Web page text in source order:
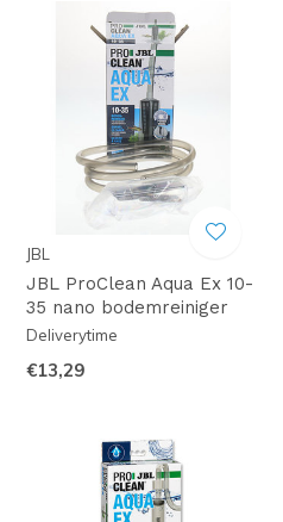
JBL
JBL ProClean Aqua Ex 10-
35 nano bodemreiniger
Deliverytime
€13,29